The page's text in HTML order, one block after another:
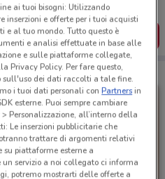
SCARICA L’APP
ai tuoi bisogni: Utilizzando
inserzioni e offerte per i tuoi acquisti
e al tuo mondo. Tutto questo è
e analisi effettuate in base alle
e sulle piattaforme collegate,
Privacy Policy. Per fare questo,
sull'uso dei dati raccolti a tale fine.
i tuoi dati personali conPartnersin
esterne. Puoi sempre cambiare
Personalizzazione, all’interno della
Le inserzioni pubblicitarie che
trattare di argomenti relativi
piattaforme esterne a
un servizio a noi collegato ci informa
potremo mostrarti delle offerte a